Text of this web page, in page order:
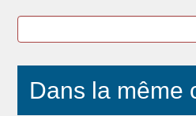
Dans la même